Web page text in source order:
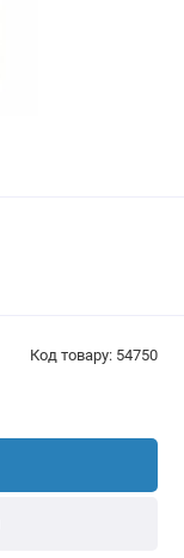
Код товару: 54750